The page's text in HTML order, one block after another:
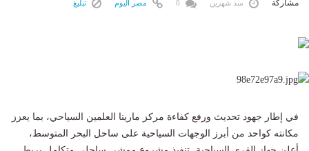
مشاركة منذ شهرين مصر اليوم تبليغ
في إطار جهود تحديث ورفع كفاءة مركز مارينا العلمين السياحي، بما يعزز
مكانته كواحد من أبرز الوجهات السياحية على ساحل البحر المتوسط،